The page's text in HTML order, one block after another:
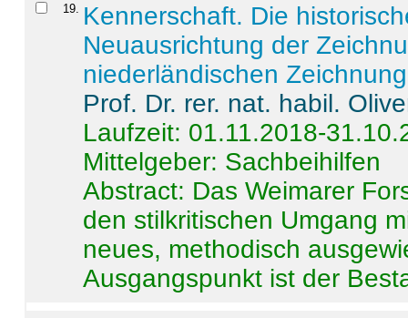
19
Kennerschaft. Die
Neuausrichtung der
niederländischen
Prof. Dr. rer. nat. habil.
Laufzeit: 01.11.2018-
Mittelgeber: Sachbeihilfen
Abstract: Das Weimarer
den stilkritischen Umgang
neues, methodisch
Ausgangspunkt ist der